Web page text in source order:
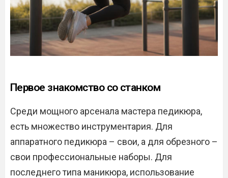
Первое знакомство со станком
Среди мощного арсенала мастера педикюра,
есть множество инструментария. Для
аппаратного педикюра – свои, а для обрезного –
свои профессиональные наборы. Для
последнего типа маникюра, использование